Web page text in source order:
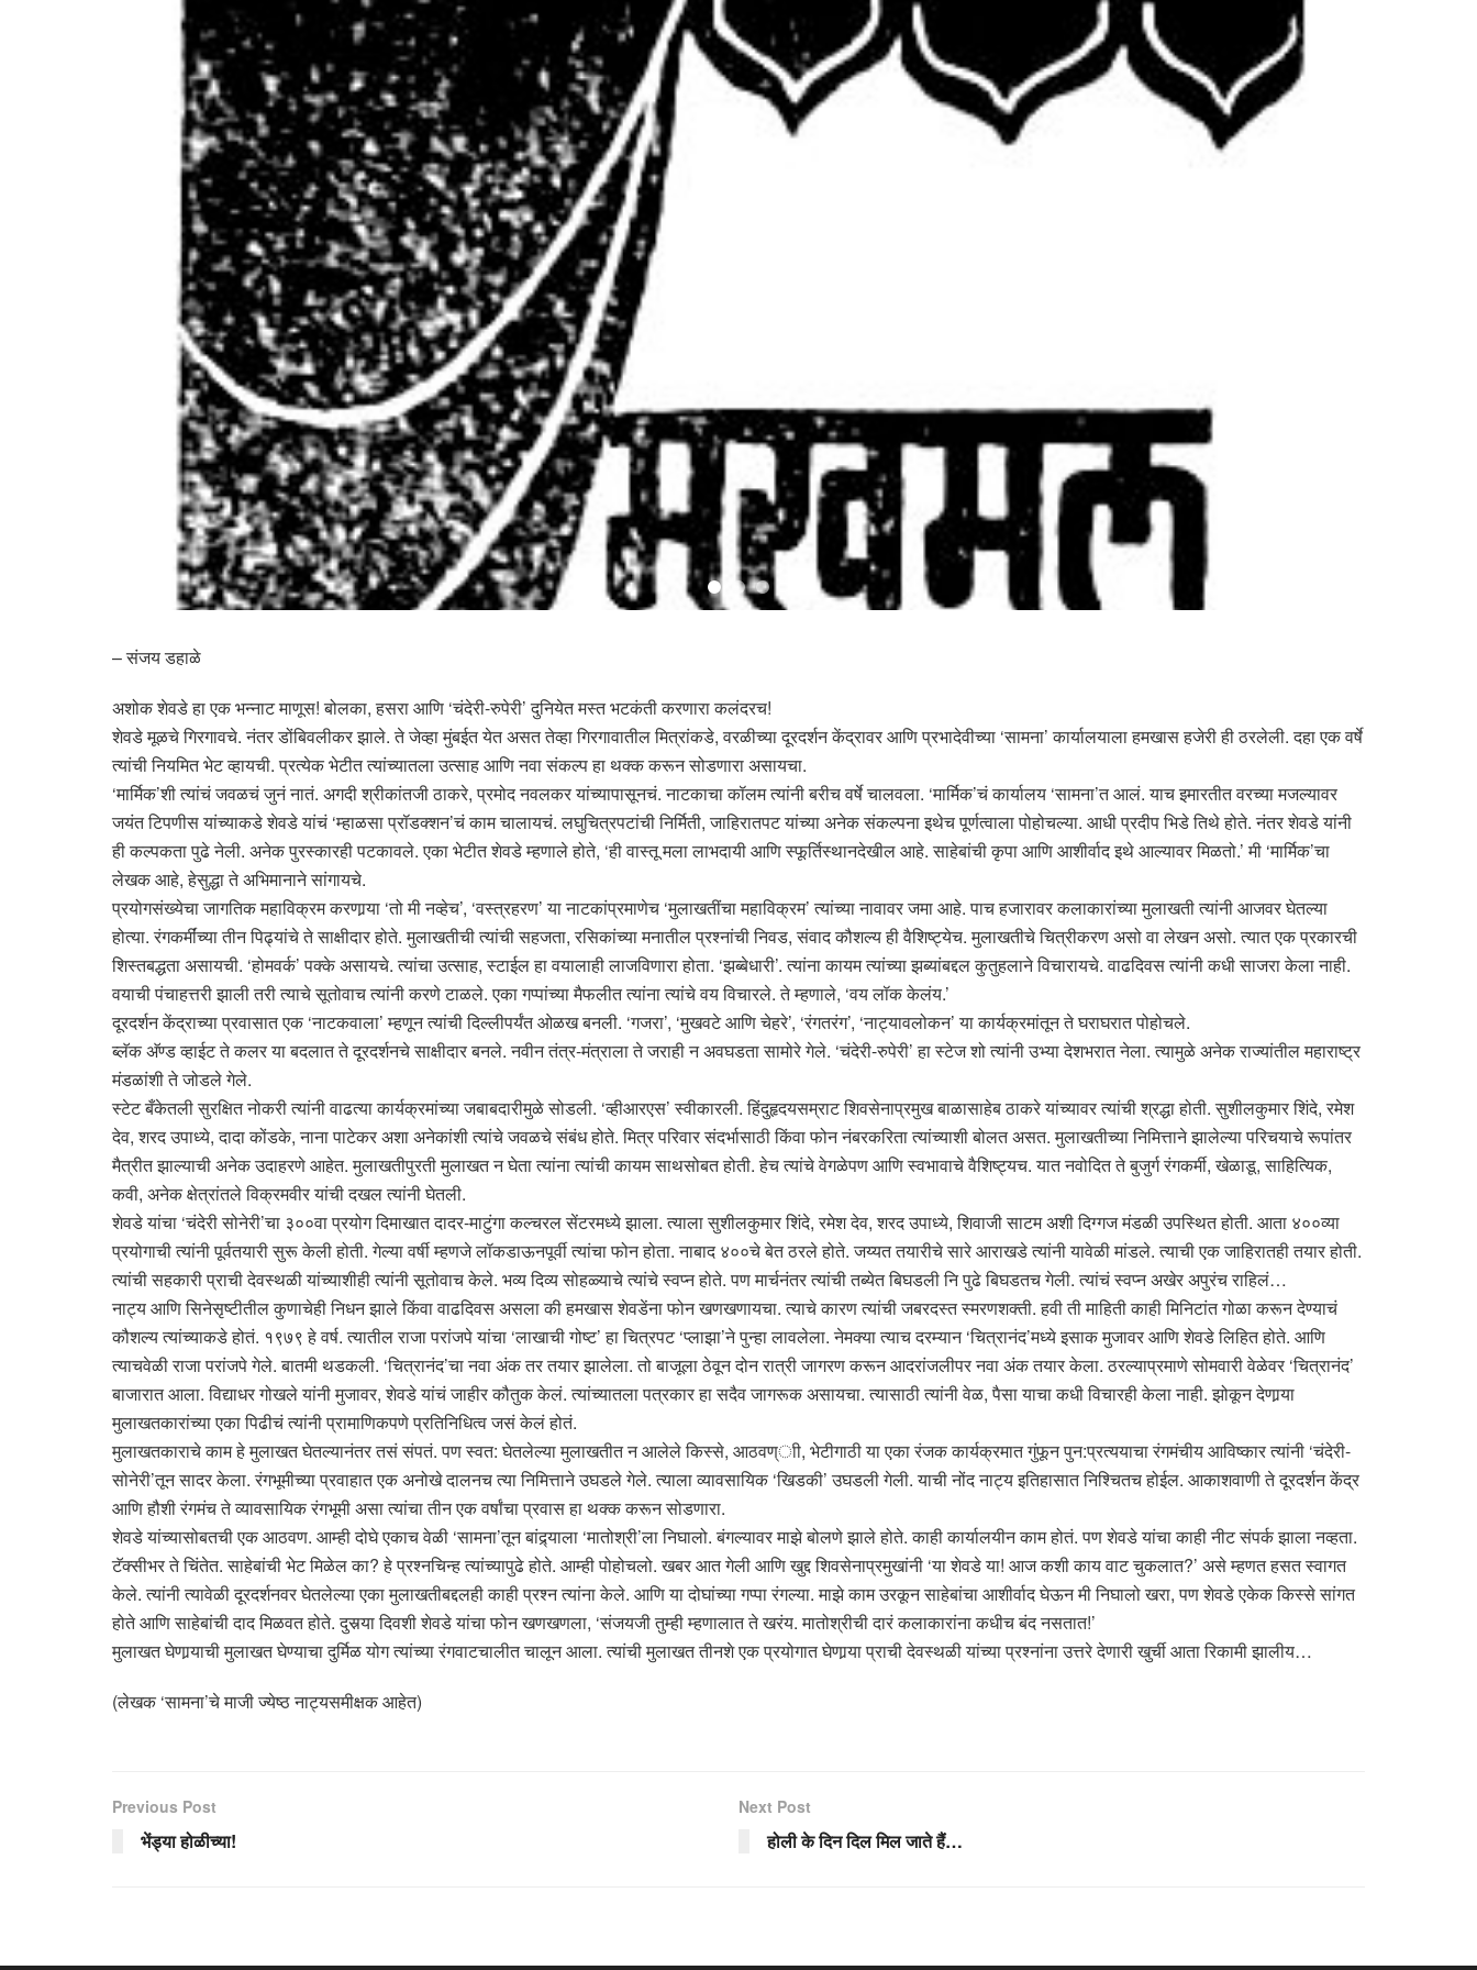
– संजय डहाळे
अशोक शेवडे हा एक भन्नाट माणूस! बोलका, हसरा आणि ‘चंदेरी-रुपेरी’ दुनियेत मस्त भटकंती करणारा कलंदरच!
शेवडे मूळचे गिरगावचे. नंतर डोंबिवलीकर झाले. ते जेव्हा मुंबईत येत असत तेव्हा गिरगावातील मित्रांकडे, वरळीच्या दूरदर्शन केंद्रावर आणि प्रभादेवीच्या ‘सामना’ कार्यालयाला हमखास हजेरी ही ठरलेली. दहा एक वर्षे
त्यांची नियमित भेट व्हायची. प्रत्येक भेटीत त्यांच्यातला उत्साह आणि नवा संकल्प हा थक्क करून सोडणारा असायचा.
‘मार्मिक’शी त्यांचं जवळचं जुनं नातं. अगदी श्रीकांतजी ठाकरे, प्रमोद नवलकर यांच्यापासूनचं. नाटकाचा कॉलम त्यांनी बरीच वर्षे चालवला. ‘मार्मिक’चं कार्यालय ‘सामना’त आलं. याच इमारतीत वरच्या मजल्यावर
जयंत टिपणीस यांच्याकडे शेवडे यांचं ‘म्हाळसा प्रॉडक्शन’चं काम चालायचं. लघुचित्रपटांची निर्मिती, जाहिरातपट यांच्या अनेक संकल्पना इथेच पूर्णत्वाला पोहोचल्या. आधी प्रदीप भिडे तिथे होते. नंतर शेवडे यांनी
ही कल्पकता पुढे नेली. अनेक पुरस्कारही पटकावले. एका भेटीत शेवडे म्हणाले होते, ‘ही वास्तू मला लाभदायी आणि स्फूर्तिस्थानदेखील आहे. साहेबांची कृपा आणि आशीर्वाद इथे आल्यावर मिळतो.’ मी ‘मार्मिक’चा
लेखक आहे, हेसुद्धा ते अभिमानाने सांगायचे.
प्रयोगसंख्येचा जागतिक महाविक्रम करणार्‍या ‘तो मी नव्हेच’, ‘वस्त्रहरण’ या नाटकांप्रमाणेच ‘मुलाखतींचा महाविक्रम’ त्यांच्या नावावर जमा आहे. पाच हजारावर कलाकारांच्या मुलाखती त्यांनी आजवर घेतल्या
होत्या. रंगकर्मींच्या तीन पिढ्यांचे ते साक्षीदार होते. मुलाखतीची त्यांची सहजता, रसिकांच्या मनातील प्रश्नांची निवड, संवाद कौशल्य ही वैशिष्ट्येच. मुलाखतीचे चित्रीकरण असो वा लेखन असो. त्यात एक प्रकारची
शिस्तबद्धता असायची. ‘होमवर्क’ पक्के असायचे. त्यांचा उत्साह, स्टाईल हा वयालाही लाजविणारा होता. ‘झब्बेधारी’. त्यांना कायम त्यांच्या झब्यांबद्दल कुतुहलाने विचारायचे. वाढदिवस त्यांनी कधी साजरा केला नाही.
वयाची पंचाहत्तरी झाली तरी त्याचे सूतोवाच त्यांनी करणे टाळले. एका गप्पांच्या मैफलीत त्यांना त्यांचे वय विचारले. ते म्हणाले, ‘वय लॉक केलंय.’
दूरदर्शन केंद्राच्या प्रवासात एक ‘नाटकवाला’ म्हणून त्यांची दिल्लीपर्यंत ओळख बनली. ‘गजरा’, ‘मुखवटे आणि चेहरे’, ‘रंगतरंग’, ‘नाट्यावलोकन’ या कार्यक्रमांतून ते घराघरात पोहोचले.
ब्लॅक अ‍ॅण्ड व्हाईट ते कलर या बदलात ते दूरदर्शनचे साक्षीदार बनले. नवीन तंत्र-मंत्राला ते जराही न अवघडता सामोरे गेले. ‘चंदेरी-रुपेरी’ हा स्टेज शो त्यांनी उभ्या देशभरात नेला. त्यामुळे अनेक राज्यांतील महाराष्ट्र
मंडळांशी ते जोडले गेले.
स्टेट बँकेतली सुरक्षित नोकरी त्यांनी वाढत्या कार्यक्रमांच्या जबाबदारीमुळे सोडली. ‘व्हीआरएस’ स्वीकारली. हिंदुहृदयसम्राट शिवसेनाप्रमुख बाळासाहेब ठाकरे यांच्यावर त्यांची श्रद्धा होती. सुशीलकुमार शिंदे, रमेश
देव, शरद उपाध्ये, दादा कोंडके, नाना पाटेकर अशा अनेकांशी त्यांचे जवळचे संबंध होते. मित्र परिवार संदर्भासाठी किंवा फोन नंबरकरिता त्यांच्याशी बोलत असत. मुलाखतीच्या निमित्ताने झालेल्या परिचयाचे रूपांतर
मैत्रीत झाल्याची अनेक उदाहरणे आहेत. मुलाखतीपुरती मुलाखत न घेता त्यांना त्यांची कायम साथसोबत होती. हेच त्यांचे वेगळेपण आणि स्वभावाचे वैशिष्ट्यच. यात नवोदित ते बुजुर्ग रंगकर्मी, खेळाडू, साहित्यिक,
कवी, अनेक क्षेत्रांतले विक्रमवीर यांची दखल त्यांनी घेतली.
शेवडे यांचा ‘चंदेरी सोनेरी’चा ३००वा प्रयोग दिमाखात दादर-माटुंगा कल्चरल सेंटरमध्ये झाला. त्याला सुशीलकुमार शिंदे, रमेश देव, शरद उपाध्ये, शिवाजी साटम अशी दिग्गज मंडळी उपस्थित होती. आता ४००व्या
प्रयोगाची त्यांनी पूर्वतयारी सुरू केली होती. गेल्या वर्षी म्हणजे लॉकडाऊनपूर्वी त्यांचा फोन होता. नाबाद ४००चे बेत ठरले होते. जय्यत तयारीचे सारे आराखडे त्यांनी यावेळी मांडले. त्याची एक जाहिरातही तयार होती.
त्यांची सहकारी प्राची देवस्थळी यांच्याशीही त्यांनी सूतोवाच केले. भव्य दिव्य सोहळ्याचे त्यांचे स्वप्न होते. पण मार्चनंतर त्यांची तब्येत बिघडली नि पुढे बिघडतच गेली. त्यांचं स्वप्न अखेर अपुरंच राहिलं…
नाट्य आणि सिनेसृष्टीतील कुणाचेही निधन झाले किंवा वाढदिवस असला की हमखास शेवडेंना फोन खणखणायचा. त्याचे कारण त्यांची जबरदस्त स्मरणशक्ती. हवी ती माहिती काही मिनिटांत गोळा करून देण्याचं
कौशल्य त्यांच्याकडे होतं. १९७९ हे वर्ष. त्यातील राजा परांजपे यांचा ‘लाखाची गोष्ट’ हा चित्रपट ‘प्लाझा’ने पुन्हा लावलेला. नेमक्या त्याच दरम्यान ‘चित्रानंद’मध्ये इसाक मुजावर आणि शेवडे लिहित होते. आणि
त्याचवेळी राजा परांजपे गेले. बातमी थडकली. ‘चित्रानंद’चा नवा अंक तर तयार झालेला. तो बाजूला ठेवून दोन रात्री जागरण करून आदरांजलीपर नवा अंक तयार केला. ठरल्याप्रमाणे सोमवारी वेळेवर ‘चित्रानंद’
बाजारात आला. विद्याधर गोखले यांनी मुजावर, शेवडे यांचं जाहीर कौतुक केलं. त्यांच्यातला पत्रकार हा सदैव जागरूक असायचा. त्यासाठी त्यांनी वेळ, पैसा याचा कधी विचारही केला नाही. झोकून देणार्‍या
मुलाखतकारांच्या एका पिढीचं त्यांनी प्रामाणिकपणे प्रतिनिधित्व जसं केलं होतं.
मुलाखतकाराचे काम हे मुलाखत घेतल्यानंतर तसं संपतं. पण स्वत: घेतलेल्या मुलाखतीत न आलेले किस्से, आठवण्ाी, भेटीगाठी या एका रंजक कार्यक्रमात गुंफून पुन:प्रत्ययाचा रंगमंचीय आविष्कार त्यांनी ‘चंदेरी-
सोनेरी’तून सादर केला. रंगभूमीच्या प्रवाहात एक अनोखे दालनच त्या निमित्ताने उघडले गेले. त्याला व्यावसायिक ‘खिडकी’ उघडली गेली. याची नोंद नाट्य इतिहासात निश्चितच होईल. आकाशवाणी ते दूरदर्शन केंद्र
आणि हौशी रंगमंच ते व्यावसायिक रंगभूमी असा त्यांचा तीन एक वर्षांचा प्रवास हा थक्क करून सोडणारा.
शेवडे यांच्यासोबतची एक आठवण. आम्ही दोघे एकाच वेळी ‘सामना’तून बांद्र्याला ‘मातोश्री’ला निघालो. बंगल्यावर माझे बोलणे झाले होते. काही कार्यालयीन काम होतं. पण शेवडे यांचा काही नीट संपर्क झाला नव्हता.
टॅक्सीभर ते चिंतेत. साहेबांची भेट मिळेल का? हे प्रश्नचिन्ह त्यांच्यापुढे होते. आम्ही पोहोचलो. खबर आत गेली आणि खुद्द शिवसेनाप्रमुखांनी ‘या शेवडे या! आज कशी काय वाट चुकलात?’ असे म्हणत हसत स्वागत
केले. त्यांनी त्यावेळी दूरदर्शनवर घेतलेल्या एका मुलाखतीबद्दलही काही प्रश्न त्यांना केले. आणि या दोघांच्या गप्पा रंगल्या. माझे काम उरकून साहेबांचा आशीर्वाद घेऊन मी निघालो खरा, पण शेवडे एकेक किस्से सांगत
होते आणि साहेबांची दाद मिळवत होते. दुसर्‍या दिवशी शेवडे यांचा फोन खणखणला, ‘संजयजी तुम्ही म्हणालात ते खरंय. मातोश्रीची दारं कलाकारांना कधीच बंद नसतात!’
मुलाखत घेणार्‍याची मुलाखत घेण्याचा दुर्मिळ योग त्यांच्या रंगवाटचालीत चालून आला. त्यांची मुलाखत तीनशे एक प्रयोगात घेणार्‍या प्राची देवस्थळी यांच्या प्रश्नांना उत्तरे देणारी खुर्ची आता रिकामी झालीय…
(लेखक ‘सामना’चे माजी ज्येष्ठ नाट्यसमीक्षक आहेत)
Previous Post
भेंड्या होळीच्या!
Next Post
होली के दिन दिल मिल जाते हैं…